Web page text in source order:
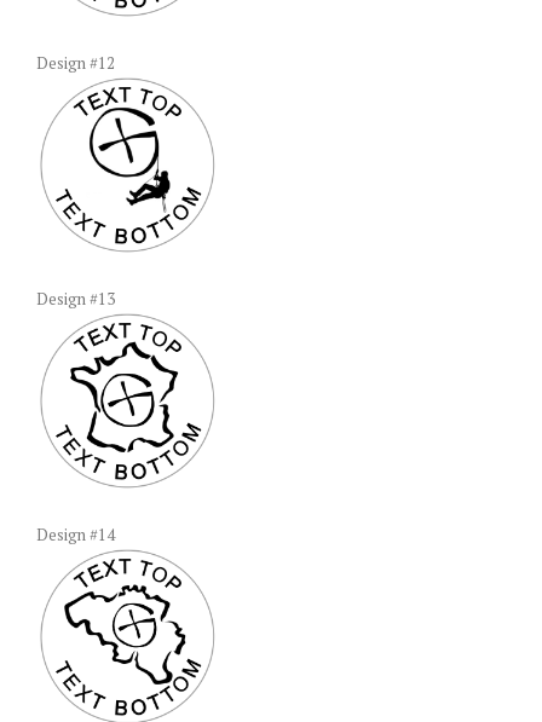
Design #12
Design #13
Design #14